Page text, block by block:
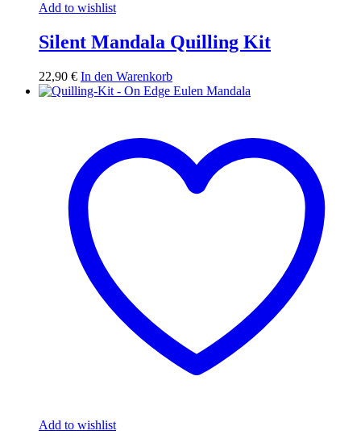
Add to wishlist
Silent Mandala Quilling Kit
22,90 € In den Warenkorb
Add to wishlist